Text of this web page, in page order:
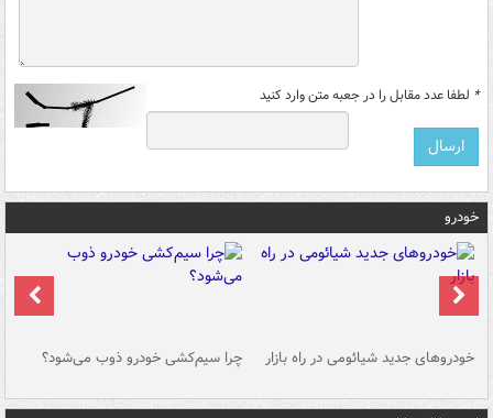
* لطفا عدد مقابل را در جعبه متن وارد کنید
خودرو
خودروهای جدید شیائومی در راه بازار چرا سیم‌کشی خودرو ذوب می‌شود؟